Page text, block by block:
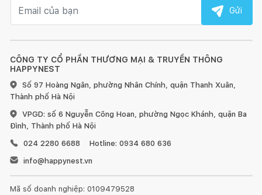
CÔNG TY CỔ PHẦN THƯƠNG MẠI & TRUYỀN THÔNG
HAPPYNEST
Số 97 Hoàng Ngân, phường Nhân Chính, quận Thanh Xuân,
Thành phố Hà Nội
VPGD: số 6 Nguyễn Công Hoan, phường Ngọc Khánh, quận Ba
Đình, Thành phố Hà Nội
024 2280 6688
Hotline: 0934 680 636
info@happynest.vn
Mã số doanh nghiệp: 0109479528
Gửi